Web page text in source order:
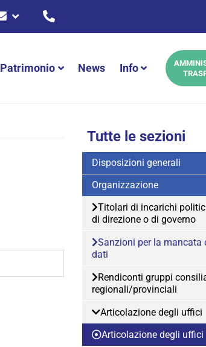
Patrimonio News Info
Tutte le sezioni
Disposizioni generali
Organizzazione
Titolari di incarichi
di direzione o di governo
Sanzioni per la mancata
dati
Rendiconti gruppi
regionali/provinciali
Articolazione degli uffici
Articolazione degli uffici